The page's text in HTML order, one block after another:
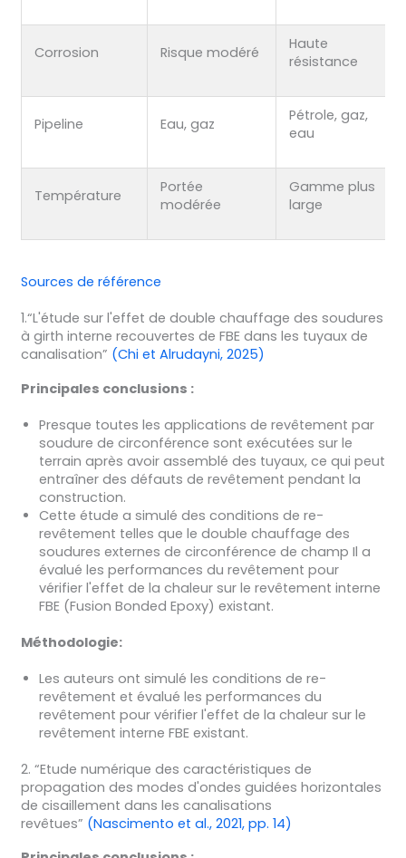
Corrosion Risque modéré
Haute
résistance
Pipeline Eau, gaz
Pétrole, gaz,
eau
Température
Portée
modérée
Gamme plus
large
Sources de référence
1.“L'étude sur l'effet de double chauffage des soudures
à girth interne recouvertes de FBE dans les tuyaux de
canalisation” (Chi et Alrudayni, 2025)
Principales conclusions :
Presque toutes les applications de revêtement par
soudure de circonférence sont exécutées sur le
terrain après avoir assemblé des tuyaux, ce qui peut
entraîner des défauts de revêtement pendant la
construction.
Cette étude a simulé des conditions de re-
revêtement telles que le double chauffage des
soudures externes de circonférence de champ Il a
évalué les performances du revêtement pour
vérifier l'effet de la chaleur sur le revêtement interne
FBE (Fusion Bonded Epoxy) existant.
Méthodologie:
Les auteurs ont simulé les conditions de re-
revêtement et évalué les performances du
revêtement pour vérifier l'effet de la chaleur sur le
revêtement interne FBE existant.
2. “Etude numérique des caractéristiques de
propagation des modes d'ondes guidées horizontales
de cisaillement dans les canalisations
revêtues” (Nascimento et al., 2021, pp. 14)